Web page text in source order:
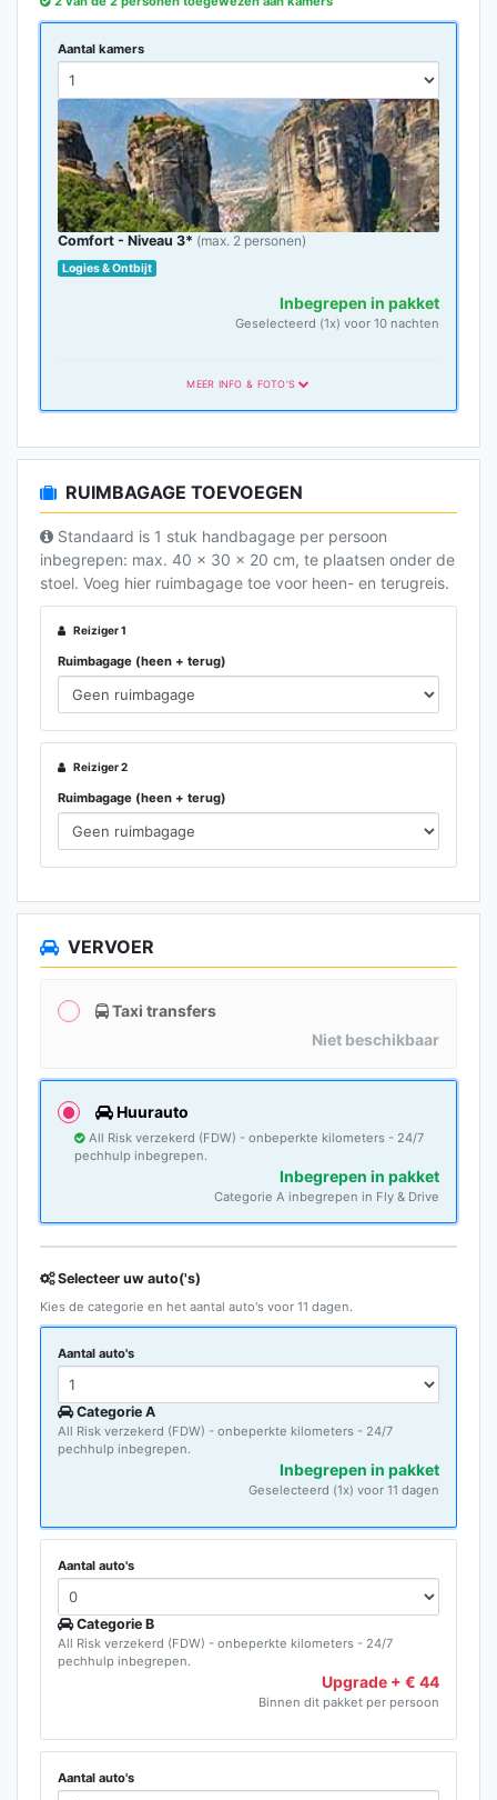
Aantal kamers
Comfort - Niveau 3* (max. 2 personen)
Logies & Ontbijt
Inbegrepen in pakket
Geselecteerd (1x) voor 10 nachten
MEER INFO & FOTO'S
Comfort Categorie
RUIMBAGAGE TOEVOEGEN
Standaard is 1 stuk handbagage per persoon
inbegrepen: max. 40 x 30 x 20 cm, te plaatsen onder de
stoel. Voeg hier ruimbagage toe voor heen- en terugreis.
Reiziger 1
Ruimbagage (heen + terug)
Reiziger 2
Ruimbagage (heen + terug)
VERVOER
Taxi transfers
Niet beschikbaar
Huurauto
All Risk verzekerd (FDW) - onbeperkte kilometers - 24/7
pechhulp inbegrepen.
Inbegrepen in pakket
Categorie A inbegrepen in Fly & Drive
Selecteer uw auto('s)
Kies de categorie en het aantal auto's voor 11 dagen.
Aantal auto's
Categorie A
All Risk verzekerd (FDW) - onbeperkte kilometers - 24/7
pechhulp inbegrepen.
Inbegrepen in pakket
Geselecteerd (1x) voor 11 dagen
Aantal auto's
Categorie B
All Risk verzekerd (FDW) - onbeperkte kilometers - 24/7
pechhulp inbegrepen.
Upgrade + € 44
Binnen dit pakket per persoon
Aantal auto's